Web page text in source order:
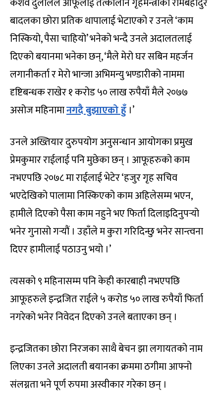
बादलका छोरा प्रतिक थापालाई भेटाएको र उनले ‘काम
निस्कियो, पैसा चाहियो’ भनेको भन्दै उनले अदालतलाई
दिएको बयानमा भनेका छन्, ‘मैले मेरो घर सबिन महर्जन
लगानीकर्ता र मेरो भान्जा अभिमन्यु भण्डारीको नाममा
दृष्टिबन्धक राखेर १ करोड ५० लाख रुपैयाँ मैले २०७७
असोज महिनामानगदै बुझाएको हुँ ।’
उनले अख्तियार दुरुपयोग अनुसन्धान आयोगका प्रमुख
प्रेमकुमार राईलाई पनि मुछेका छन् । आफूहरुको काम
नभएपछि २०७८ मा राईलाई भेटेर ‘हजुर गृह सचिव
भएदेखिको पालामा निस्किएको काम अहिलेसम्म भएन,
हामीले दिएको पैसा काम नहुने भए फिर्ता दिलाइदिनुपर्‍यो
भनेर गुनासो गर्‍यौं । उहाँले म कुरा गरिदिन्छु भनेर सान्त्वना
दिएर हामीलाई पठाउनु भयो ।’
त्यसको ९ महिनासम्म पनि केही कारबाही नभएपछि
आफूहरुले इन्द्रजित राईले ५ करोड ५० लाख रुपैयाँ फिर्ता
नगरेको भनेर निवेदन दिएको उनले बताएका छन् ।
इन्द्रजितका छोरा निरजका साथै बेचन झा लगायतको नाम
लिएका उनले अदालती बयानका क्रममा ठगीमा आफ्नो
संलग्नता भने पूर्ण रुपमा अस्वीकार गरेका छन् ।